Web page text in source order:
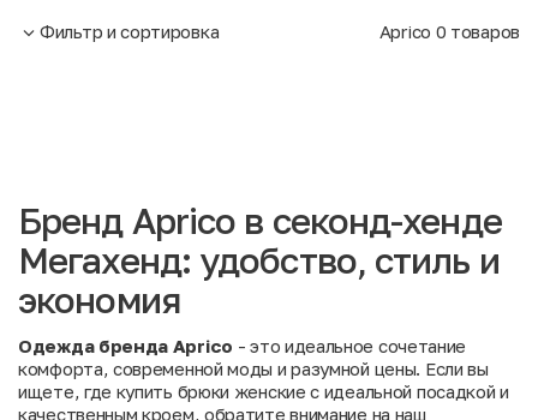
Фильтр и сортировка Aprico 0 товаров
Бренд Aprico в секонд-хенде
Мегахенд: удобство, стиль и
экономия
Одежда бренда Aprico - это идеальное сочетание
комфорта, современной моды и разумной цены. Если вы
ищете, где купить брюки женские с идеальной посадкой и
качественным кроем, обратите внимание на наш